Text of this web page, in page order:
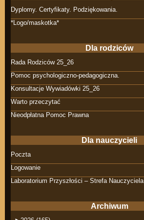
Dyplomy. Certyfikaty. Podziękowania.
*Logo/maskotka*
Dla rodziców
Rada Rodziców 25_26
Pomoc psychologiczno-pedagogiczna.
Konsultacje Wywiadówki 25_26
Warto przeczytać
Nieodpłatna Pomoc Prawna
Dla nauczycieli
Poczta
Logowanie
Laboratorium Przyszłości – Strefa Nauczyciela
Archiwum